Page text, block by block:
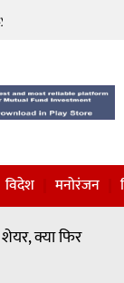
Policy
विदेश मनोरंजन
क्या फिर